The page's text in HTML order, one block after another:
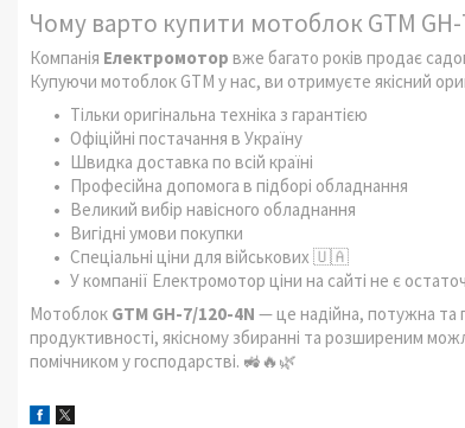
Чому варто купити мотоблок GTM
Компанія Електромотор вже багато років продає
Купуючи мотоблок GTM у нас, ви отримуєте якісний
Тільки оригінальна техніка з гарантією
Офіційні постачання в Україну
Швидка доставка по всій країні
Професійна допомога в підборі обладнання
Великий вибір навісного обладнання
Вигідні умови покупки
Спеціальні ціни для військових 🇺🇦
У компанії Електромотор ціни на сайті не є
Мотоблок GTM GH-7/120-4N — це надійна, потужна та
продуктивності, якісному збиранні та розширеним
помічником у господарстві. 🚜🔥🌿